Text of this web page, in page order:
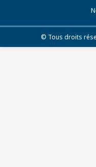
© Tous droits